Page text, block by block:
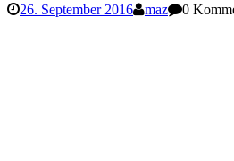
26. September 2016 maz 0